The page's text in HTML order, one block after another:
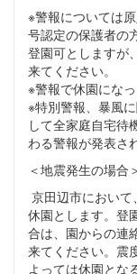
※警報については
号認定の保護者の
登園可としますが
来てください。
※警報で休園にな
※特別警報、暴風
して全家庭自宅待
わる警報が発表さ
＜地震発生の場合
京田辺市において
休園とします。登
合は、園からの連
来てください。震
よっては休園とな